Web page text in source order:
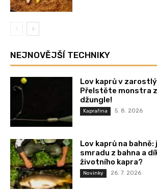
NEJNOVĚJŠÍ TECHNIKY
Lov kaprů v
Přelstěte monstra
džungle!
Kaprařina 5. 8. 2026
Lov kaprů na
smradu z bahna a
životního kapra?
Novinky 26. 7. 2026